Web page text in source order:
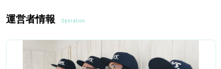
運営者情報 Operation